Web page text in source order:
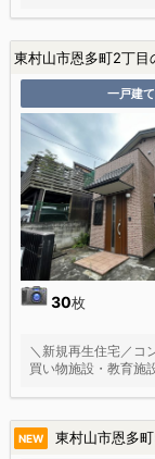
東村山市恩多町2丁目
一戸建て
30枚
＼新規再生住宅／コ
買い物施設・教育施
NEW 東村山市恩多